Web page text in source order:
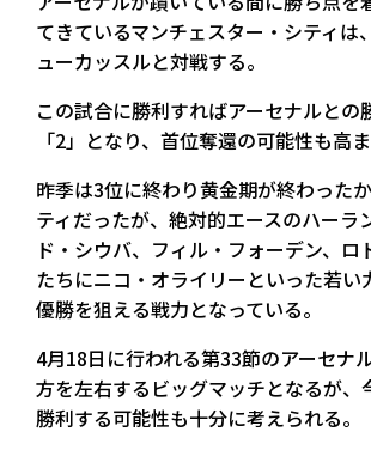
てきているマンチェスター・シティは
ューカッスルと対戦する。
この試合に勝利すればアーセナルとの
「2」となり、首位奪還の可能性も高ま
昨季は3位に終わり黄金期が終わった
ティだったが、絶対的エースのハーラ
ド・シウバ、フィル・フォーデン、ロ
たちにニコ・オライリーといった若い
優勝を狙える戦力となっている。
4月18日に行われる第33節のアーセナ
方を左右するビッグマッチとなるが、
勝利する可能性も十分に考えられる。